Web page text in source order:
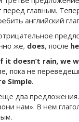
перед главным.
английский
же, does, после he
it doesn’t rain, we
пока не
Simple.
два предложения.
нам». В нем